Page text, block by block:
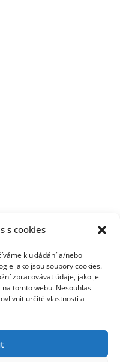
s cookies
k ukládání a/nebo
jako jsou soubory cookies.
zpracovávat údaje, jako je
tomto webu. Nesouhlas
určité vlastnosti a